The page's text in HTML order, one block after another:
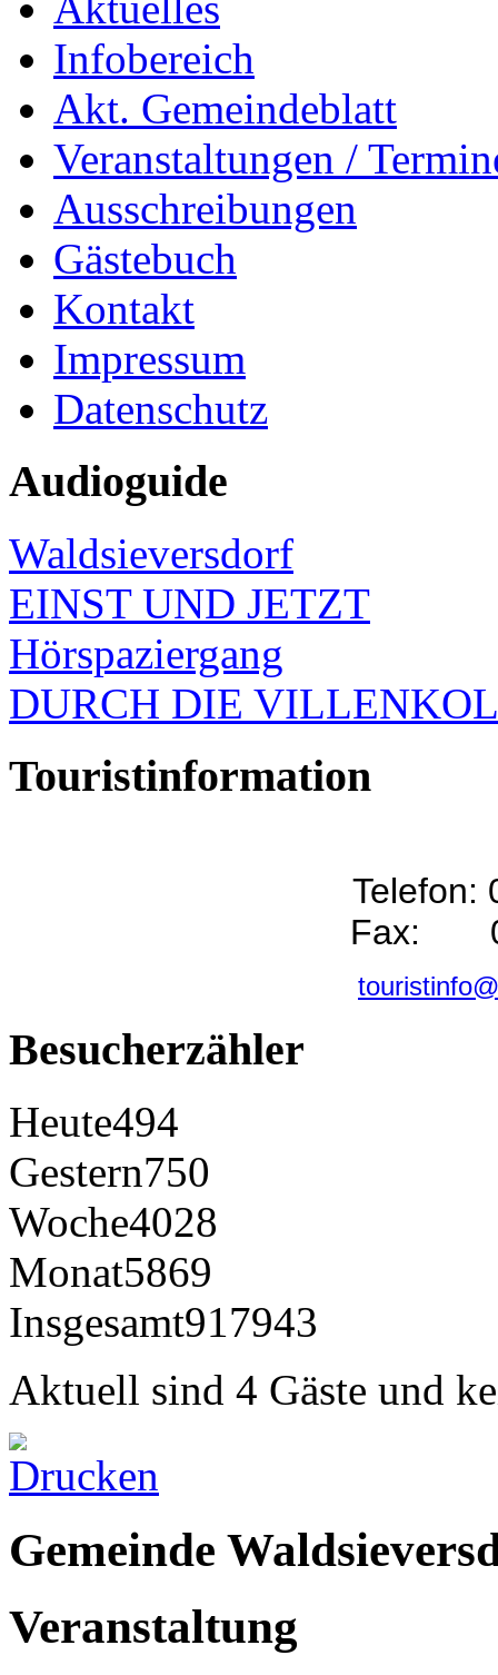
Infobereich
Akt. Gemeindeblatt
Veranstaltungen /
Ausschreibungen
Gästebuch
Kontakt
Impressum
Datenschutz
Audioguide
Waldsieversdorf
EINST UND JETZT
Hörspaziergang
DURCH DIE
Touristinformation
Telefon:
Fax:
Besucherzähler
Heute494
Gestern750
Woche4028
Monat5869
Insgesamt917943
Aktuell sind 4 Gäste und
Gemeinde
Veranstaltung